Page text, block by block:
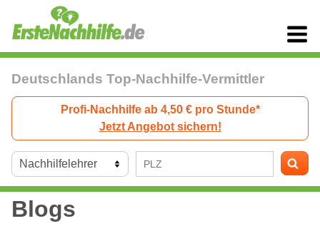
Deutschlands Top-Nachhilfe-Vermittler
Profi-Nachhilfe ab 4,50 € pro Stunde*
Jetzt Angebot sichern!
Blogs